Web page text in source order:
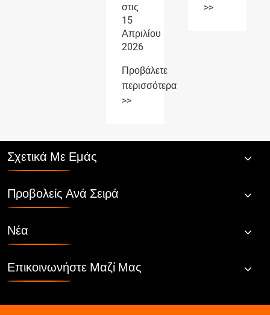
>>
Σχετικά Με Εμάς
Προβολείς Ανά Σειρά
Νέα
Επικοινωνήστε Μαζί Μας